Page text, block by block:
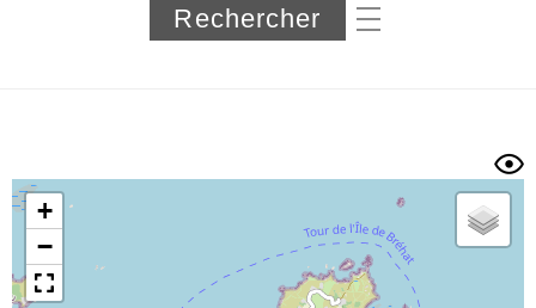
Longueur min/max
Horodatage Photos
+
−